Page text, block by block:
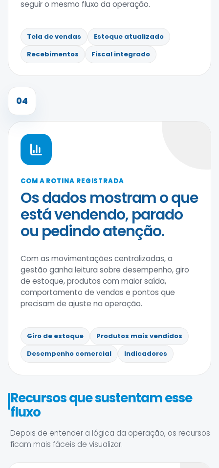
seguir o mesmo fluxo da operação.
Tela de vendas
Estoque atualizado
Recebimentos
Fiscal integrado
04
COM A ROTINA REGISTRADA
Os dados mostram o que
está vendendo, parado
ou pedindo atenção.
Com as movimentações centralizadas, a
gestão ganha leitura sobre desempenho, giro
de estoque, produtos com maior saída,
comportamento de vendas e pontos que
precisam de ajuste na operação.
Giro de estoque
Produtos mais vendidos
Desempenho comercial
Indicadores
Recursos que sustentam esse
fluxo
Depois de entender a lógica da operação, os recursos
ficam mais fáceis de visualizar.